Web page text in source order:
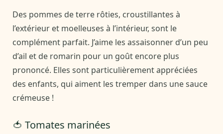
Des pommes de terre rôties, croustillantes à
l’extérieur et moelleuses à l’intérieur, sont le
complément parfait. J’aime les assaisonner d’un peu
d’ail et de romarin pour un goût encore plus
prononcé. Elles sont particulièrement appréciées
des enfants, qui aiment les tremper dans une sauce
crémeuse !
🍅 Tomates marinées